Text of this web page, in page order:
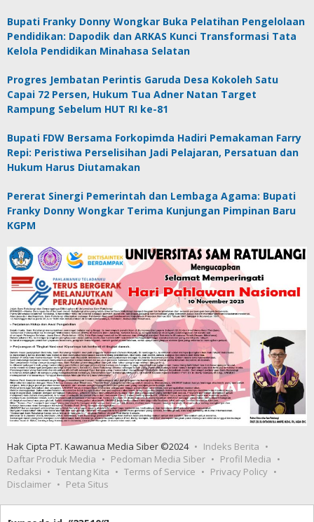
Bupati Franky Donny Wongkar Buka Pelatihan Pengelolaan
Pendidikan: Dapodik dan ARKAS Kunci Transformasi Tata
Kelola Pendidikan Minahasa Selatan
Progres Jembatan Perintis Garuda Desa Kokoleh Satu
Capai 72 Persen, Hukum Tua Adner Natan Target
Rampung Sebelum HUT RI ke-81
Bupati FDW Bersama Forkopimda Hadiri Pemakaman Farry
Repi: Peristiwa Perselisihan Jadi Pelajaran, Persatuan dan
Hukum Harus Diutamakan
Pererat Sinergi Pemerintah dan Lembaga Agama: Bupati
Franky Donny Wongkar Terima Kunjungan Pimpinan Baru
KGPM
Hak Cipta PT. Kawanua Media Siber ©2024
Indeks Berita
Daftar Produk Media
Pedoman Media Siber
Profil Media
Redaksi
Tentang Kita Terms of Service
Privacy Policy
Disclaimer
Peta Situs